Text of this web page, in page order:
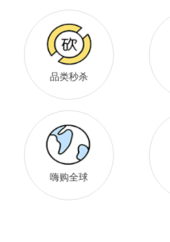
品类秒杀
嗨购全球